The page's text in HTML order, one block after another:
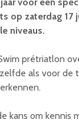
op zaterdag 17
niveaus.
prétriatlon
als voor de
kans om